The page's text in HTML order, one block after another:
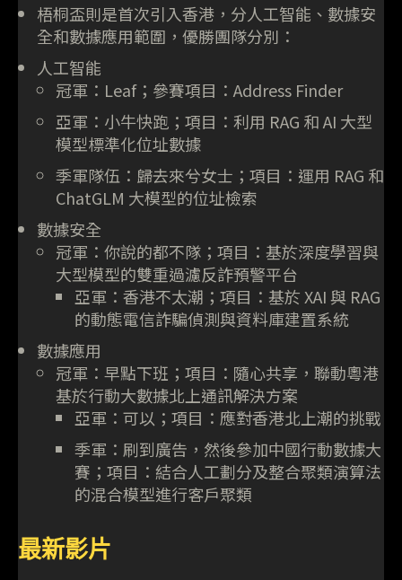
梧桐盃則是首次引入香港，分人工智能、數據安
全和數據應用範圍，優勝團隊分別：
人工智能
冠軍：Leaf；參賽項目：Address Finder
亞軍：小牛快跑；項目：利用 RAG 和 AI 大型
模型標準化位址數據
季軍隊伍：歸去來兮女士；項目：運用 RAG 和
ChatGLM 大模型的位址檢索
數據安全
冠軍：你說的都不隊；項目：基於深度學習與
大型模型的雙重過濾反詐預警平台
亞軍：香港不太潮；項目：基於 XAI 與 RAG
的動態電信詐騙偵測與資料庫建置系統
數據應用
冠軍：早點下班；項目：隨心共享，聯動粵港
基於行動大數據北上通訊解決方案
亞軍：可以；項目：應對香港北上潮的挑戰
季軍：刷到廣告，然後參加中國行動數據大
賽；項目：結合人工劃分及整合聚類演算法
的混合模型進行客戶聚類
最新影片